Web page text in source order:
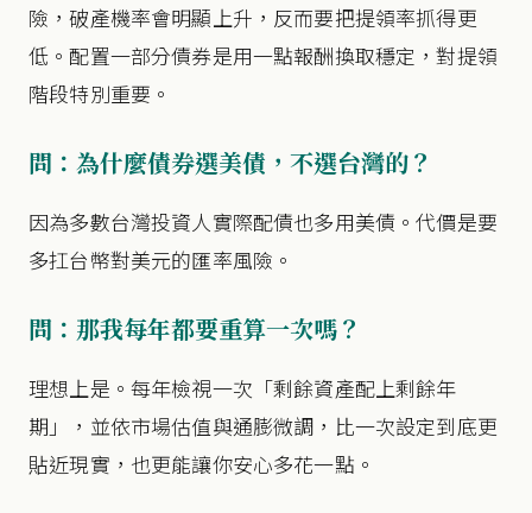
險，破產機率會明顯上升，反而要把提領率抓得更
低。配置一部分債券是用一點報酬換取穩定，對提領
階段特別重要。
問：為什麼債券選美債，不選台灣的？
因為多數台灣投資人實際配債也多用美債。代價是要
多扛台幣對美元的匯率風險。
問：那我每年都要重算一次嗎？
理想上是。每年檢視一次「剩餘資產配上剩餘年
期」，並依市場估值與通膨微調，比一次設定到底更
貼近現實，也更能讓你安心多花一點。